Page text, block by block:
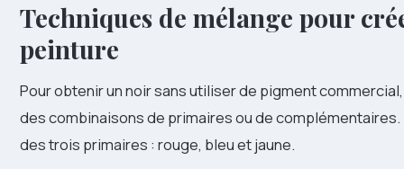
Techniques de mélange pour
peinture
Pour obtenir un noir sans utiliser de pigment
des combinaisons de primaires ou de
des trois primaires : rouge, bleu et jaune.